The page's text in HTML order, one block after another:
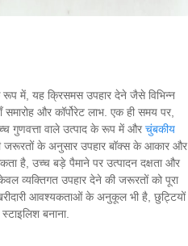
में, यह क्रिसमस उपहार देने जैसे विभिन्न
और कॉर्पोरेट लाभ. एक ही समय पर,
गुणवत्ता वाले उत्पाद के रूप में औरचुंबकीय
जरूरतों के अनुसार उपहार बॉक्स के आकार और
है, उच्च बड़े पैमाने पर उत्पादन दक्षता और
व्यक्तिगत उपहार देने की जरूरतों को पूरा
आवश्यकताओं के अनुकूल भी है, छुट्टियों
बनाना.